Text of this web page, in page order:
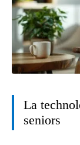
La
seniors